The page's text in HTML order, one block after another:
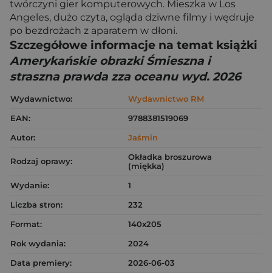
twórczyni gier komputerowych. Mieszka w Los
Angeles, dużo czyta, ogląda dziwne filmy i wędruje
po bezdrożach z aparatem w dłoni.
Szczegółowe informacje na temat książki
Amerykańskie obrazki Śmieszna i
straszna prawda zza oceanu wyd. 2026
Wydawnictwo:
Wydawnictwo RM
EAN:
9788381519069
Autor:
Jaśmin
Rodzaj oprawy:
Okładka broszurowa
(miękka)
Wydanie:
1
Liczba stron:
232
Format:
140x205
Rok wydania:
2024
Data premiery:
2026-06-03